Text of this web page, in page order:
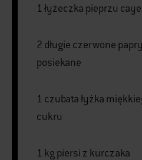
1 łyżeczka pieprzu
2 długie czerwone
posiekane
1 czubata łyżka
cukru
1 kg piersi z kurczaka